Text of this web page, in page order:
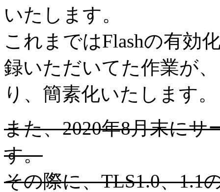
いたします。
これまではFlashの有効
録いただいてた作業が
り、簡素化いたします。
また、2020年8月末にサ
す。
その際に、TLS1.0、1.1